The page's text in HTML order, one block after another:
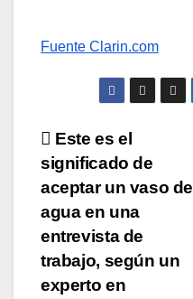
Fuente Clarin.com
Navegación
de
entradas
Este es el
significado de
aceptar un vaso de
agua en una
entrevista de
trabajo, según un
experto en